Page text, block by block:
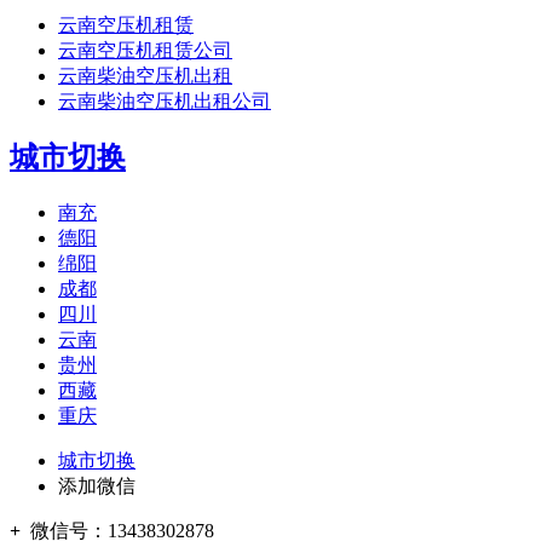
云南空压机租赁
云南空压机租赁公司
云南柴油空压机出租
云南柴油空压机出租公司
城市切换
南充
德阳
绵阳
成都
四川
云南
贵州
西藏
重庆
城市切换
添加微信
+ 微信号： 13438302878